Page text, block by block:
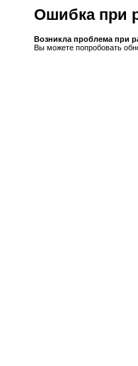
Ошибка при
Возникла проблема при
Вы можете попробовать